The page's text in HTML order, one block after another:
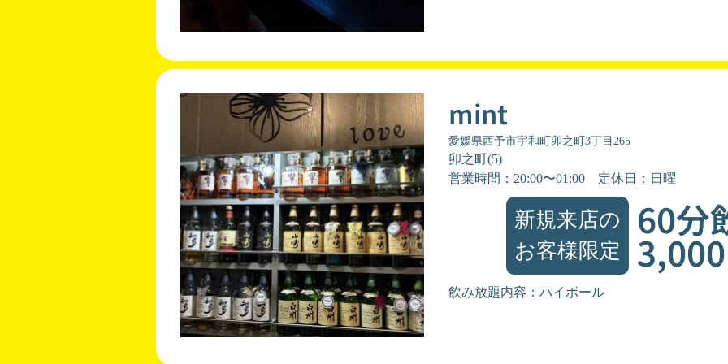
mint
愛媛県西予市宇和町卯之町3丁目265
卯之町(5)
営業時間：20:00〜01:00
定休日：日曜
新規来店の
お客様限定
60分
飲み放題内容：ハイボール